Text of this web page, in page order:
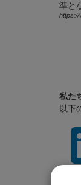
準と
https://
私た
以下